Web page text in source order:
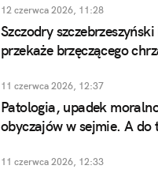
12 czerwca 2026, 11:28
Szczodry
przekaże brzęczącego
11 czerwca 2026, 12:37
Patologia, upadek
obyczajów w sejmie. A do
11 czerwca 2026, 12:33